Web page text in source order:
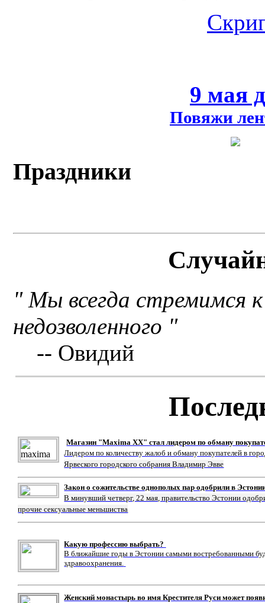
9 мая
Повяжи
Праздники
" Мы всегда стремимся
недозволенного "
-- Овидий
Магазин "Maxima XX" стал лидером по обману
Лидером по количеству жалоб и обману покупателей в
Ярвеского городского собрания Владимир Эвве
Закон о сожительстве однополых пар одобрили в
В минувший четверг, 22 мая, правительство Эстонии
прочие сексуальные меньшиства
Какую профессию выбрать?
В ближайшие годы в Эстонии самыми востребованными
здравоохранения.
Женский монастырь во имя Крестителя Руси может